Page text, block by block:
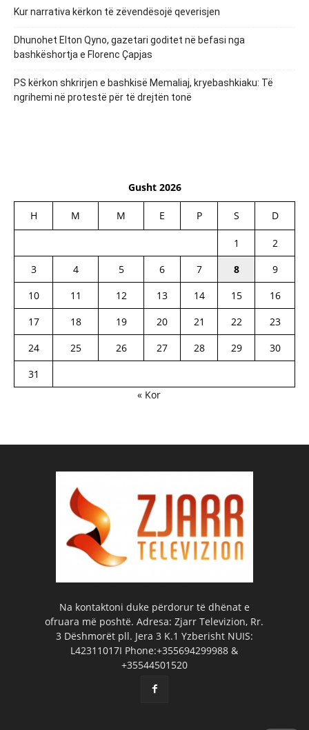
Kur narrativa kërkon të zëvendësojë qeverisjen
Dhunohet Elton Qyno, gazetari goditet në befasi nga
bashkëshortja e Florenc Çapjas
PS kërkon shkrirjen e bashkisë Memaliaj, kryebashkiaku: Të
ngrihemi në protestë për të drejtën tonë
Gusht 2026
H M M E P S D
1
2
3
4 5 6 7 8
9
10
11 12 13 14 15
16
17
18 19 20 21 22
23
24
25 26 27 28 29
30
31
« Kor
Na kontaktoni duke përdorur të dhënat e
ofruara më poshtë. Adresa: Zjarr Televizion, Rr.
3 Dëshmorët pll. Jera 3 K.1 Yzberisht NUIS:
L42311017I Phone:+355694299988 &
+35544501520